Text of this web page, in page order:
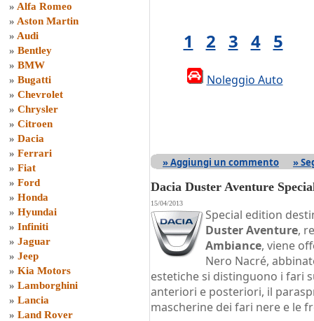
» Alfa Romeo
» Aston Martin
» Audi
» Bentley
» BMW
» Bugatti
» Chevrolet
» Chrysler
» Citroen
» Dacia
» Ferrari
» Fiat
» Ford
» Honda
» Hyundai
» Infiniti
» Jaguar
» Jeep
» Kia Motors
» Lamborghini
» Lancia
» Land Rover
1 2 3 4 5
Noleggio Auto
» Aggiungi un commento »
Dacia Duster Aventure
15/04/2013
Special edition
Duster Aventure,
Ambiance, viene
Nero Nacré,
estetiche si distinguono i fari
anteriori e posteriori, il
mascherine dei fari nere e le